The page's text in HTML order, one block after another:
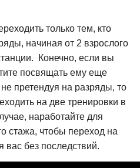
только тем, кто
начиная от 2 взрослого
Конечно, если вы
посвящать ему еще
претендуя на разряды, то
на две тренировки в
наработайте для
стажа, чтобы переход на
вас без последствий.